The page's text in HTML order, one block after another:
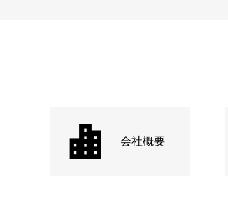
会社概要